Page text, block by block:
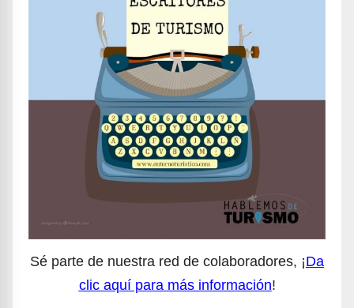
Sé parte de nuestra red de colaboradores, ¡Da
clic aquí para más información!